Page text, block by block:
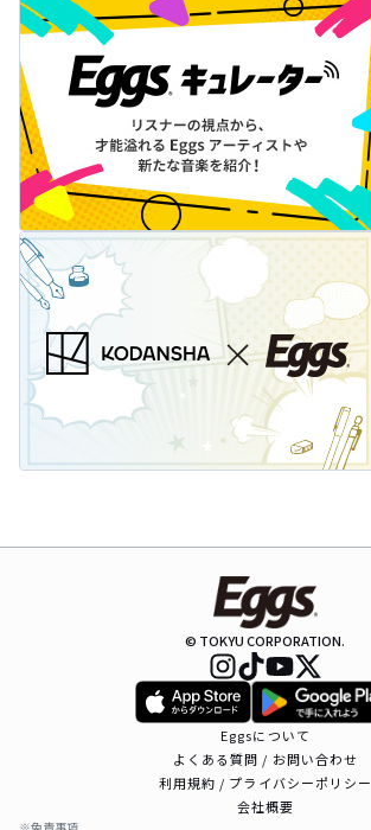
© TOKYU CORPORATION.
Eggsについて
よくある質問 / お問い合わせ
利用規約 / プライバシーポリシー
会社概要